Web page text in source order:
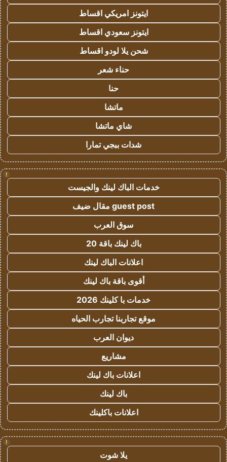
ايتونز امريكي اقساط
ايتونز سعودي اقساط
شحن يلا لودو اقساط
حناء شعر
حنا
ماتشا
شاي ماتشا
شدات ببجي تمارا
!
خدمات الباك لينك والجيست
guest post مقال ضيف
سوق العرب
باك لينك باقة 20
اعلانات الباك لينك
أقوى باقة باك لينك
خدمات با كلينك 2026
موقع تجاربنا تجارب الحياه
ديوان العرب
مشاريع
اعلانات باك لينك
باك لينك
اعلانات باكلينك
!
يلا شوت